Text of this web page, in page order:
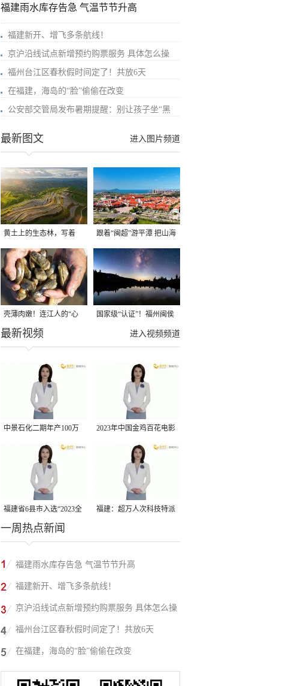
福建雨水库存告急 气温节节升高
福建新开、增飞多条航线！
京沪沿线试点新增预约购票服务 具体怎么操
福州台江区春秋假时间定了！共放6天
在福建，海岛的“脸”偷偷在改变
公安部交管局发布暑期提醒：别让孩子坐“黑
进入图片频道
最新图文
黄土上的生态林，写着
“闽宁一家亲”
跟着“闽超”游平潭 把山海
装进明信片
壳薄肉嫩！连江人的“心
头好”新鲜上市！
国家级“认证”！福州闽侯
县大湖乡星空太美了！
进入视频频道
最新视频
中景石化二期年产100万
吨丙烷脱氢项目建成中交
2023年中国金鸡百花电影
节有福电影巡展31日启动
福建省6县市入选“2023全
国县域发展潜力百强县”
福建：超万人次科技特派
一周热点新闻
福建雨水库存告急 气温节节升高
福建新开、增飞多条航线！
京沪沿线试点新增预约购票服务 具体怎么操
作？
福州台江区春秋假时间定了！共放6天
在福建，海岛的“脸”偷偷在改变